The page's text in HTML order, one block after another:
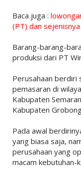
Baca juga :
(PT) dan sejenisnya
Barang-barang-
produksi dari PT
Perusahaan berdiri
pemasaran di
Kabupaten
Kabupaten
Pada awal
yang biasa saja,
perusahaan yang
macam kebutuhan-